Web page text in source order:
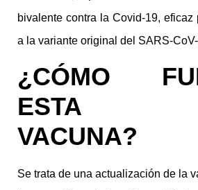
bivalente contra la Covid-19, eficaz
a la variante original del SARS-
¿CÓMO
ESTA
VACUNA?
Se trata de una actualización de la